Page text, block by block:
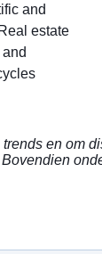
and
Real estate
en om